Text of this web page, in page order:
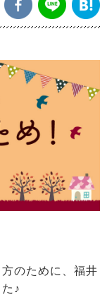
のために、福井
♪